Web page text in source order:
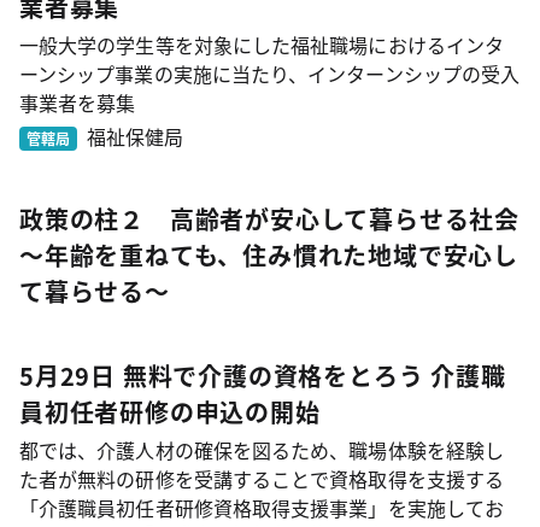
一般大学の学生等を対象にした福祉職場におけるインタ
ーンシップ事業の実施に当たり、インターンシップの受入
事業者を募集
管轄局 福祉保健局
政策の柱２ 高齢者が安心して暮らせる社会
～年齢を重ねても、住み慣れた地域で安心し
て暮らせる～
5月29日 無料で介護の資格をとろう 介護職
員初任者研修の申込の開始
都では、介護人材の確保を図るため、職場体験を経験し
た者が無料の研修を受講することで資格取得を支援する
「介護職員初任者研修資格取得支援事業」を実施してお